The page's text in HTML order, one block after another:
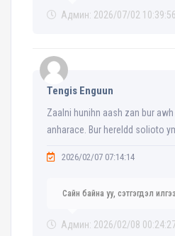
Админ: 2026/07/02 10:39:56
Tengis Enguun
Zaalni hunihn aash zan bur
anharace. Bur hereldd solioto
2026/02/07 07:14:14
Сайн байна уу, сэтгэгдэл
Админ: 2026/02/08